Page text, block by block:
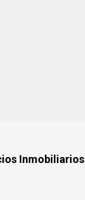
Inmobiliarios